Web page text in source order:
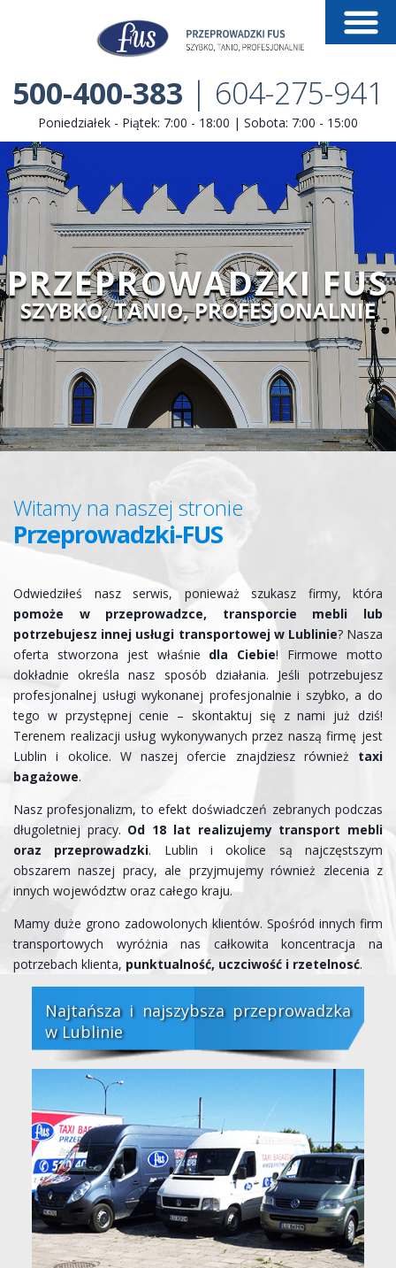
500-400-383 | 604-275-941
Poniedziałek - Piątek: 7:00 - 18:00 | Sobota: 7:00 - 15:00
PRZEPROWADZKI FUS
SZYBKO, TANIO, PROFESJONALNIE
Witamy na naszej stronie
Przeprowadzki-FUS
Odwiedziłeś nasz serwis, ponieważ szukasz firmy, która
pomoże w przeprowadzce, transporcie mebli lub
potrzebujesz innej usługi transportowej w Lublinie? Nasza
oferta stworzona jest właśnie dla Ciebie! Firmowe motto
dokładnie określa nasz sposób działania. Jeśli potrzebujesz
profesjonalnej usługi wykonanej profesjonalnie i szybko, a do
tego w przystępnej cenie – skontaktuj się z nami już dziś!
Terenem realizacji usług wykonywanych przez naszą firmę jest
Lublin i okolice. W naszej ofercie znajdziesz również taxi
bagażowe.
Nasz profesjonalizm, to efekt doświadczeń zebranych podczas
długoletniej pracy. Od 18 lat realizujemy transport mebli
oraz przeprowadzki. Lublin i okolice są najczęstszym
obszarem naszej pracy, ale przyjmujemy również zlecenia z
innych województw oraz całego kraju.
Mamy duże grono zadowolonych klientów. Spośród innych firm
transportowych wyróżnia nas całkowita koncentracja na
potrzebach klienta, punktualność, uczciwość i rzetelnosć.
Najtańsza i najszybsza przeprowadzka
w Lublinie